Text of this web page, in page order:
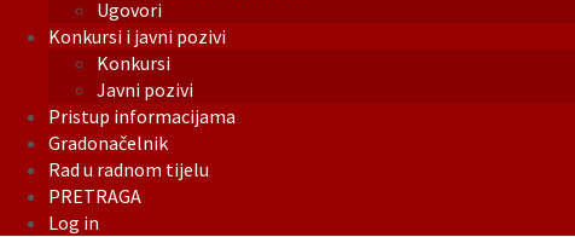
Ugovori
Konkursi i javni pozivi
Konkursi
Javni pozivi
Pristup informacijama
Gradonačelnik
Rad u radnom tijelu
PRETRAGA
Log in